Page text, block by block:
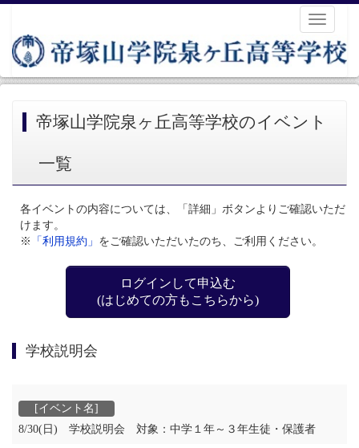
Toggle
帝塚山学院泉ヶ丘高等学校のイベント
一覧
各イベントの内容については、「詳細」ボタンよりご確認いただ
けます。
※
「利用規約」 をご確認いただいたのち、ご利用ください。
ログインして申込む
(はじめての方もこちらから)
学校説明会
8/30(日) 学校説明会 対象：中学１年～３年生徒・保護者